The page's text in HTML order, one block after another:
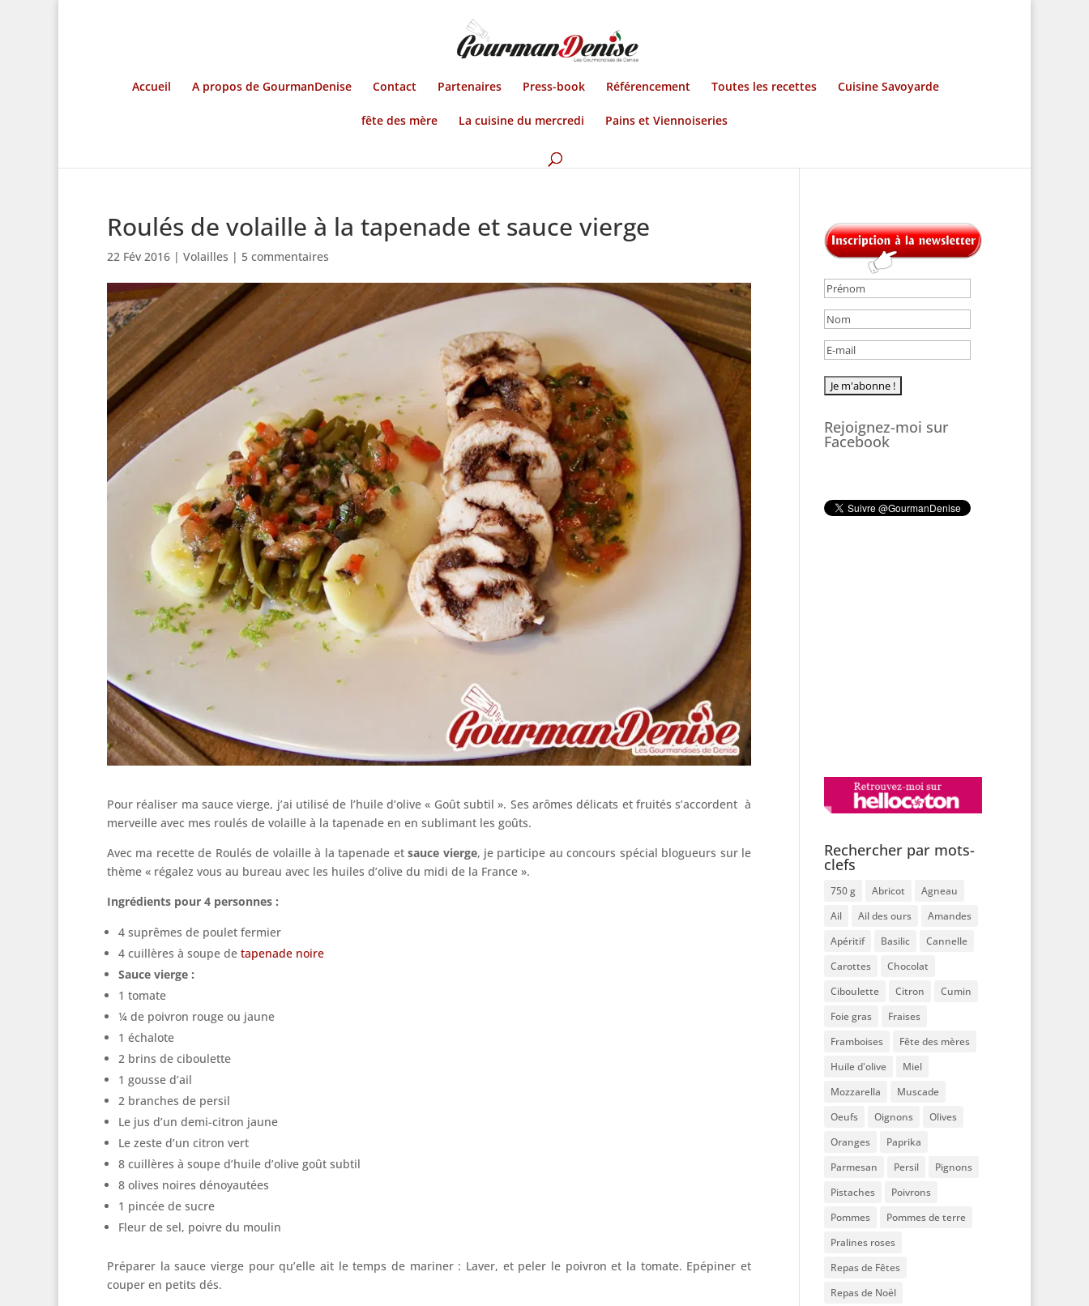
Accueil A propos de GourmanDenise Contact Partenaires Press-book Référencement Toutes les recettes Cuisine Savoyarde
fête des mère La cuisine du mercredi Pains et Viennoiseries
Roulés de volaille à la tapenade et sauce vierge
22 Fév 2016 | Volailles | 5 commentaires
Pour réaliser ma sauce vierge, j’ai utilisé de l’huile d’olive « Goût subtil ». Ses arômes délicats et fruités s’accordent à
merveille avec mes roulés de volaille à la tapenade en en sublimant les goûts.
Avec ma recette de Roulés de volaille à la tapenade etsauce vierge, je participe au concours spécial blogueurs sur le
thème « régalez vous au bureau avec les huiles d’olive du midi de la France ».
Ingrédients pour 4 personnes :
4 suprêmes de poulet fermier
4 cuillères à soupe de tapenade noire
Sauce vierge :
1 tomate
¼ de poivron rouge ou jaune
1 échalote
2 brins de ciboulette
1 gousse d’ail
2 branches de persil
Le jus d’un demi-citron jaune
Le zeste d’un citron vert
8 cuillères à soupe d’huile d’olive goût subtil
8 olives noires dénoyautées
1 pincée de sucre
Fleur de sel, poivre du moulin
Préparer la sauce vierge pour qu’elle ait le temps de mariner : Laver, et peler le poivron et la tomate. Epépiner et
couper en petits dés.
Rejoignez-moi sur
Facebook
Rechercher par mots-
clefs
750 g Abricot
Agneau
Ail
Ail des ours
Amandes
Apéritif
Basilic
Cannelle
Carottes
Chocolat
Ciboulette
Citron
Cumin
Foie gras
Fraises
Framboises
Fête des mères
Huile d'olive
Miel
Mozzarella
Muscade
Oeufs
Oignons
Olives
Oranges
Paprika
Parmesan
Persil
Pignons
Pistaches
Poivrons
Pommes
Pommes de terre
Pralines roses
Repas de Fêtes
Repas de Noël